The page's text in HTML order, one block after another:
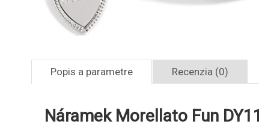
Popis a parametre Recenzia (0)
Náramek Morellato Fun DY11